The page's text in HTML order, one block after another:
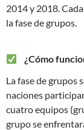
2014 y 2018.
la fase de grupos.
¿Cómo
La fase de grupos
naciones
cuatro equipos
grupo se